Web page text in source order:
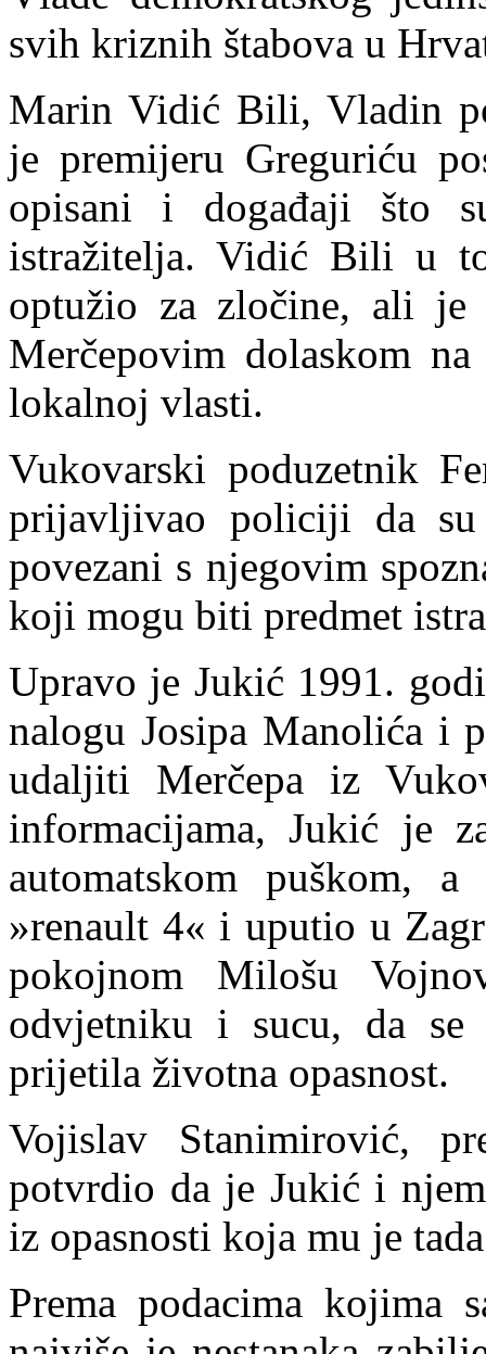
svih kriznih štabova u
Marin Vidić Bili, Vladin
je premijeru Greguriću
opisani i događaji što
istražitelja. Vidić Bili u
optužio za zločine, ali je
Merčepovim dolaskom
lokalnoj vlasti.
Vukovarski poduzetnik
prijavljivao policiji da
povezani s njegovim
koji mogu biti predmet
Upravo je Jukić 1991.
nalogu Josipa Manolića i
udaljiti Merčepa iz
informacijama, Jukić je
automatskom puškom,
»renault 4« i uputio u
pokojnom Milošu
odvjetniku i sucu, da
prijetila životna opasnost.
Vojislav Stanimirović,
potvrdio da je Jukić i
iz opasnosti koja mu je
Prema podacima kojima